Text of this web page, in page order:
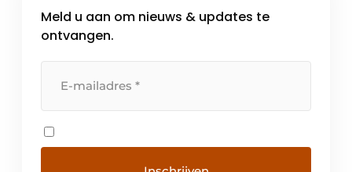
Meld u aan om nieuws & updates te
ontvangen.